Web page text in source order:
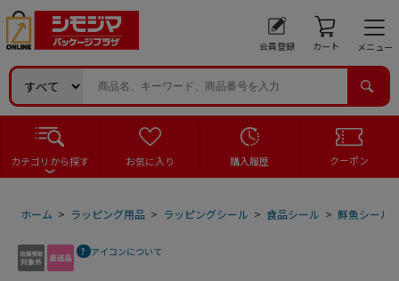
会員登録 カート メニュー
カテゴリから探す お気に入り 購入履歴 クーポン
ホーム > ラッピング用品 > ラッピングシール > 食品シール > 鮮魚シール
アイコンについて